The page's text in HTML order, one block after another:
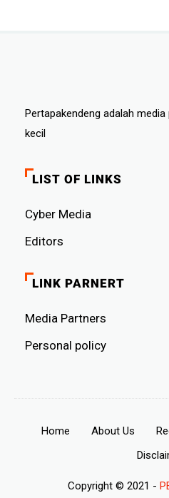
Pertapakendeng adalah
kecil
LIST OF LINKS
Cyber ​​Media
Editors
LINK PARNERT
Media Partners
Personal policy
Home About Us
Copyright © 2021 -